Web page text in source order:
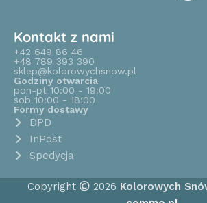
Kontakt z nami
+42 649 86 46
+48 789 393 390
sklep@kolorowychsnow.pl
Godziny otwarcia
pon-pt 10:00 - 19:00
sob 10:00 - 18:00
Formy dostawy
DPD
InPost
Spedycja
Copyright 2026 Kolorowych